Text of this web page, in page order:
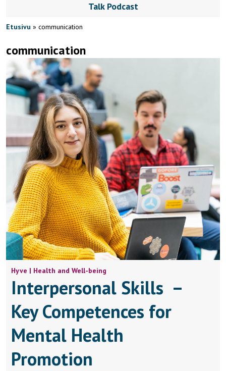
Talk Podcast
Etusivu » communication
communication
Hyve | Health and Well-being
Interpersonal Skills –
Key Competences for
Mental Health
Promotion